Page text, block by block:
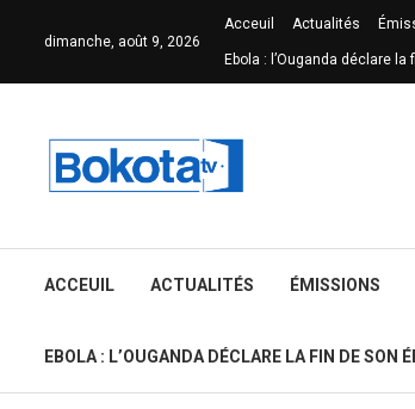
dimanche, août 9, 2026
Acceuil Actualités
Ebola : l’Ouganda déclare
ACCEUIL ACTUALITÉS ÉMISSIONS
EBOLA : L’OUGANDA DÉCLARE LA FIN DE